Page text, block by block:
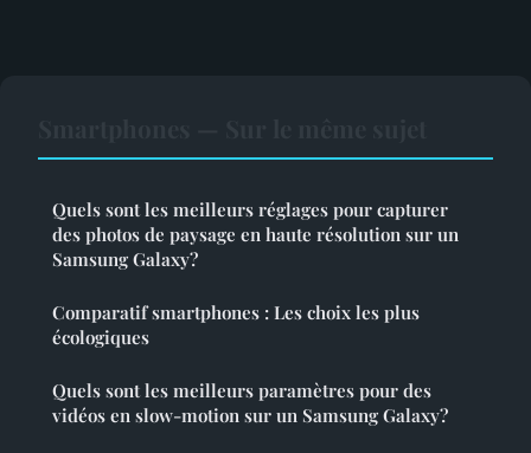
Quels sont les meilleurs réglages pour capturer
des photos de paysage en haute résolution sur un
Samsung Galaxy?
Comparatif smartphones : Les choix les plus
écologiques
Quels sont les meilleurs paramètres pour des
vidéos en slow-motion sur un Samsung Galaxy?